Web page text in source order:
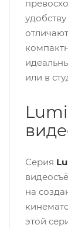
или в
Серия
на
этой